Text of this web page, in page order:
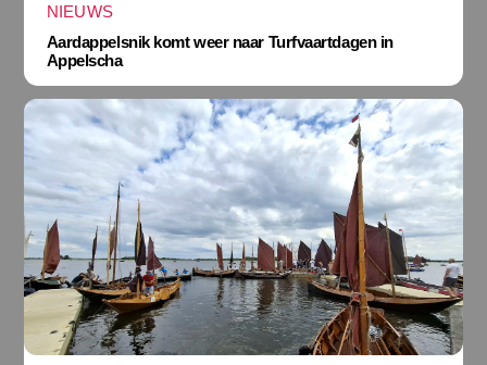
NIEUWS
Aardappelsnik komt weer naar Turfvaartdagen in
Appelscha